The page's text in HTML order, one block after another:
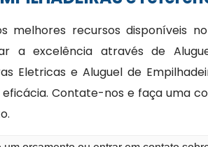
melhores recursos disponíveis
a excelência através de
Eletricas e Aluguel de
eficácia. Contate-nos e faça uma